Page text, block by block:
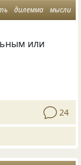
дилемма мысли
или
24